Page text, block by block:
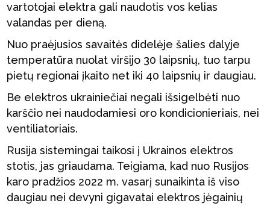
vartotojai elektra gali naudotis vos kelias
valandas per dieną.
Nuo praėjusios savaitės didelėje šalies dalyje
temperatūra nuolat viršijo 30 laipsnių, tuo tarpu
pietų regionai įkaito net iki 40 laipsnių ir daugiau.
Be elektros ukrainiečiai negali išsigelbėti nuo
karščio nei naudodamiesi oro kondicionieriais, nei
ventiliatoriais.
Rusija sistemingai taikosi į Ukrainos elektros
stotis, jas griaudama. Teigiama, kad nuo Rusijos
karo pradžios 2022 m. vasarį sunaikinta iš viso
daugiau nei devyni gigavatai elektros jėgainių